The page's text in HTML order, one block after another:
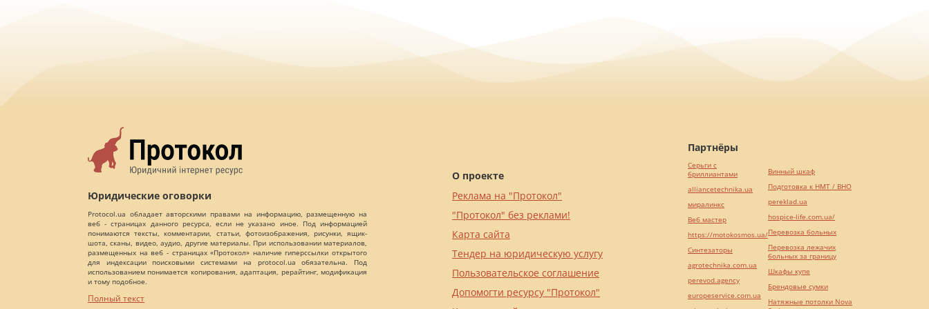
Юридические оговорки
Protocol.ua обладает авторскими правами на информацию, размещенную на
веб - страницах данного ресурса, если не указано иное. Под информацией
понимаются тексты, комментарии, статьи, фотоизображения, рисунки, ящик-
шота, сканы, видео, аудио, другие материалы. При использовании материалов,
размещенных на веб - страницах «Протокол» наличие гиперссылки открытого
для индексации поисковыми системами на protocol.ua обязательна. Под
использованием понимается копирования, адаптация, рерайтинг, модификация
и тому подобное.
Полный текст
О проекте
Реклама на "Протокол"
"Протокол" без реклами!
Карта сайта
Тендер на юридическую услугу
Пользовательское соглашение
Допомогти ресурсу "Протокол"
Партнёры
Серьги с
бриллиантами
alliancetechnika.ua
миралинкс
Веб мастер
https://motokosmos.ua/
Синтезаторы
agrotechnika.com.ua
perevod.agency
europeservice.com.ua
Винный шкаф
Подготовка к НМТ / ВНО
pereklad.ua
hospice-life.com.ua/
Перевозка больных
Перевозка лежачих
больных за границу
Шкафы купе
Брендовые сумки
Натяжные потолки Nova